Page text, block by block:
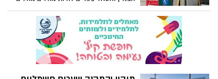
משמעותית במוצאי השבת. חכו עם התדלוק